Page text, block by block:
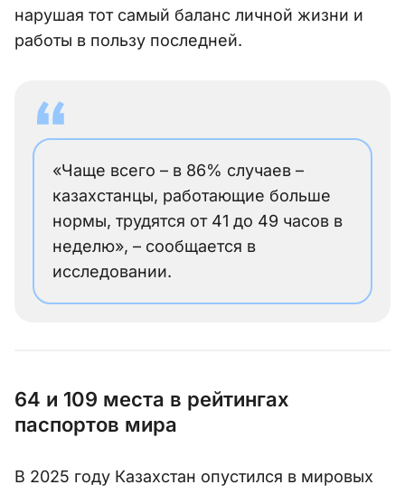
нарушая тот самый баланс личной жизни и
работы в пользу последней.
«Чаще всего – в 86% случаев –
казахстанцы, работающие больше
нормы, трудятся от 41 до 49 часов в
неделю», – сообщается в
исследовании.
64 и 109 места в рейтингах
паспортов мира
В 2025 году Казахстан опустился в мировых